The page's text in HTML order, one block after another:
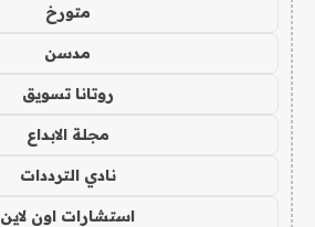
متورخ
مدسن
روتانا تسويق
مجلة الابداع
نادي الترددات
استشارات اون لاين